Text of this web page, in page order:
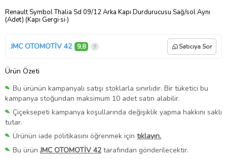
Renault Symbol Thalia Sd 09/12 Arka Kapı Durdurucusu Sağ/sol Aynı
(Adet) (Kapı Gergi·si·)
JMC OTOMOTİV 42 9,8 Satıcıya Sor
Ürün Özeti
Bu ürünün kampanyalı satışı stoklarla sınırlıdır. Bir tüketici bu
kampanya stoğundan maksimum 10 adet satın alabilir.
Çiçeksepeti kampanya koşullarında değişiklik yapma hakkını saklı
tutar.
Ürünün iade politikasını öğrenmek için tıklayın.
Bu ürünJMC OTOMOTİV 42 tarafından gönderilecektir.